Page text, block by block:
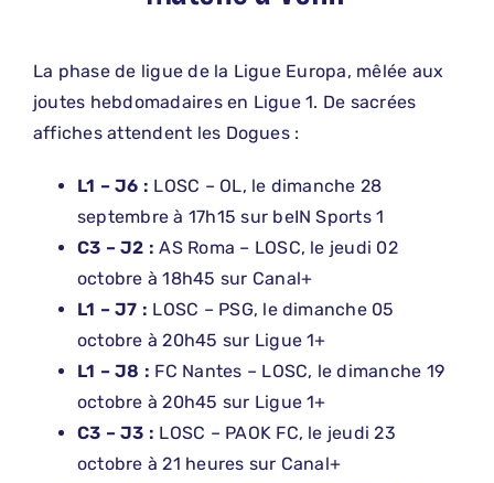
La phase de ligue de la Ligue Europa, mêlée aux
joutes hebdomadaires en Ligue 1. De sacrées
affiches attendent les Dogues :
L1 – J6 : LOSC – OL, le dimanche 28
septembre à 17h15 sur beIN Sports 1
C3 – J2 : AS Roma – LOSC, le jeudi 02
octobre à 18h45 sur Canal+
L1 – J7 : LOSC – PSG, le dimanche 05
octobre à 20h45 sur Ligue 1+
L1 – J8 : FC Nantes – LOSC, le dimanche 19
octobre à 20h45 sur Ligue 1+
C3 – J3 : LOSC – PAOK FC, le jeudi 23
octobre à 21 heures sur Canal+